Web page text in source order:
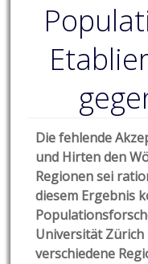
Die fehlende
und Hirten den
Regionen sei
diesem Ergebnis
Universität Zürich
verschiedene